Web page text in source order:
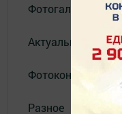
Фотогалереи
Актуальное видео
Фотоконкурс
Разное